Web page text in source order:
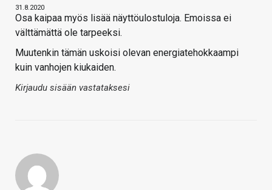
31.8.2020
Osa kaipaa myös lisää näyttöulostuloja. Emoissa ei
välttämättä ole tarpeeksi.
Muutenkin tämän uskoisi olevan energiatehokkaampi
kuin vanhojen kiukaiden.
Kirjaudu sisään vastataksesi